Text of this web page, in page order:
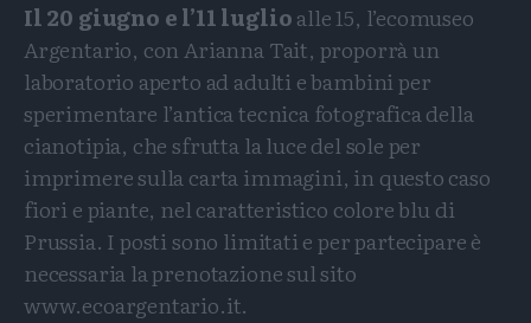
Il 20 giugno e l’11 luglioalle 15, l’ecomuseo
Argentario, con Arianna Tait, proporrà un
laboratorio aperto ad adulti e bambini per
sperimentare l’antica tecnica fotografica della
cianotipia, che sfrutta la luce del sole per
imprimere sulla carta immagini, in questo caso
fiori e piante, nel caratteristico colore blu di
Prussia. I posti sono limitati e per partecipare è
necessaria la prenotazione sul sito
www.ecoargentario.it.